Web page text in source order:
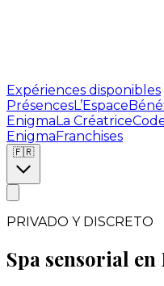
Expériences disponibles
PrésencesL’Espace
EnigmaLa Créatrice
EnigmaFranchises
🇫🇷
PRIVADO Y DISCRETO
Spa sensorial